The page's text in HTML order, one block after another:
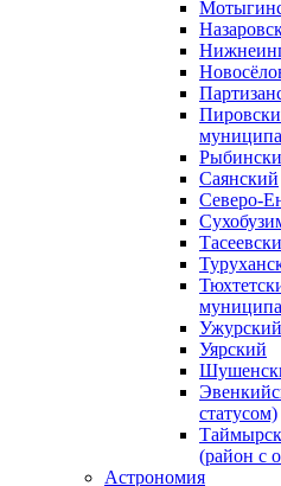
Саянский
Ужурский
Уярский
статусом)
(район с
Астрономия